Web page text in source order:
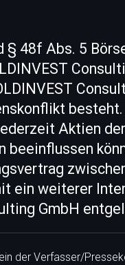
§ 48f Abs. 5
besteht.
Aktien
beeinflussen
ein weiterer
GmbH
der Verfasser/